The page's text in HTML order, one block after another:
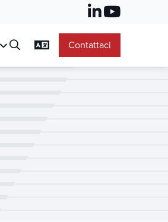
Contattaci